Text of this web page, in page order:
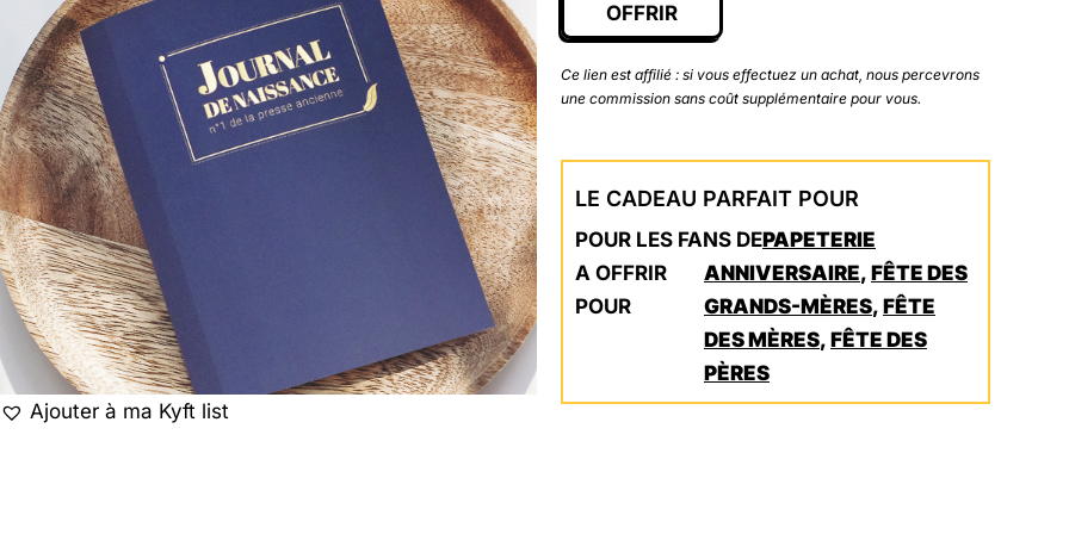
Ajouter à ma Kyft list
OFFRIR
Ce lien est affilié : si vous effectuez un achat, nous percevrons
une commission sans coût supplémentaire pour vous.
LE CADEAU PARFAIT POUR
POUR LES FANS DEPAPETERIE
A OFFRIR
POUR
ANNIVERSAIRE, FÊTE DES
GRANDS-MÈRES, FÊTE
DES MÈRES, FÊTE DES
PÈRES